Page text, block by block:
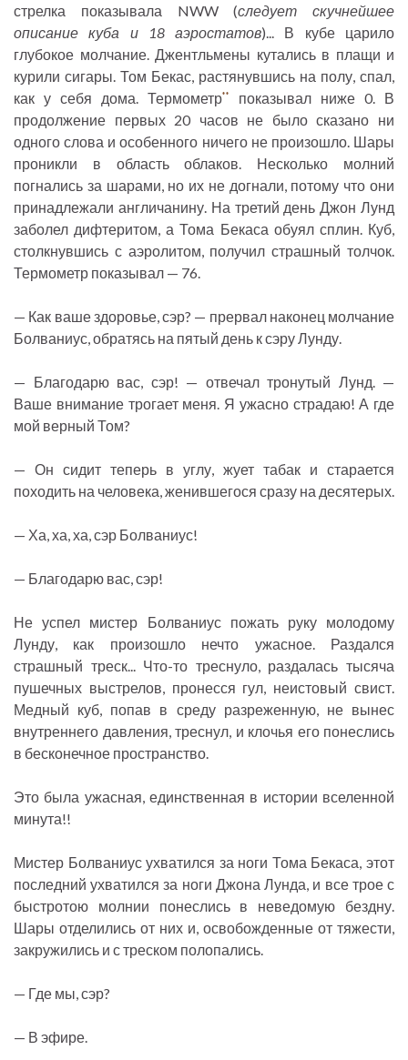
стрелка показывала NWW (следует скучнейшее
описание куба и 18 аэростатов)... В кубе царило
глубокое молчание. Джентльмены кутались в плащи и
курили сигары. Том Бекас, растянувшись на полу, спал,
как у себя дома. Термометр**
показывал ниже 0. В
продолжение первых 20 часов не было сказано ни
одного слова и особенного ничего не произошло. Шары
проникли в область облаков. Несколько молний
погнались за шарами, но их не догнали, потому что они
принадлежали англичанину. На третий день Джон Лунд
заболел дифтеритом, а Тома Бекаса обуял сплин. Куб,
столкнувшись с аэролитом, получил страшный толчок.
Термометр показывал — 76.
— Как ваше здоровье, сэр? — прервал наконец молчание
Болваниус, обратясь на пятый день к сэру Лунду.
— Благодарю вас, сэр! — отвечал тронутый Лунд. —
Ваше внимание трогает меня. Я ужасно страдаю! А где
мой верный Том?
— Он сидит теперь в углу, жует табак и старается
походить на человека, женившегося сразу на десятерых.
— Ха, ха, ха, сэр Болваниус!
— Благодарю вас, сэр!
Не успел мистер Болваниус пожать руку молодому
Лунду, как произошло нечто ужасное. Раздался
страшный треск... Что-то треснуло, раздалась тысяча
пушечных выстрелов, пронесся гул, неистовый свист.
Медный куб, попав в среду разреженную, не вынес
внутреннего давления, треснул, и клочья его понеслись
в бесконечное пространство.
Это была ужасная, единственная в истории вселенной
минута!!
Мистер Болваниус ухватился за ноги Тома Бекаса, этот
последний ухватился за ноги Джона Лунда, и все трое с
быстротою молнии понеслись в неведомую бездну.
Шары отделились от них и, освобожденные от тяжести,
закружились и с треском полопались.
— Где мы, сэр?
— В эфире.